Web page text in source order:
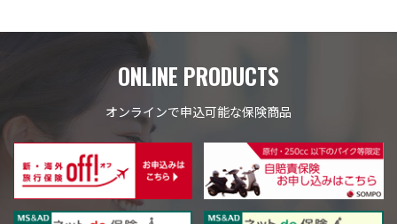
ONLINE PRODUCTS
オンラインで申込可能な保険商品